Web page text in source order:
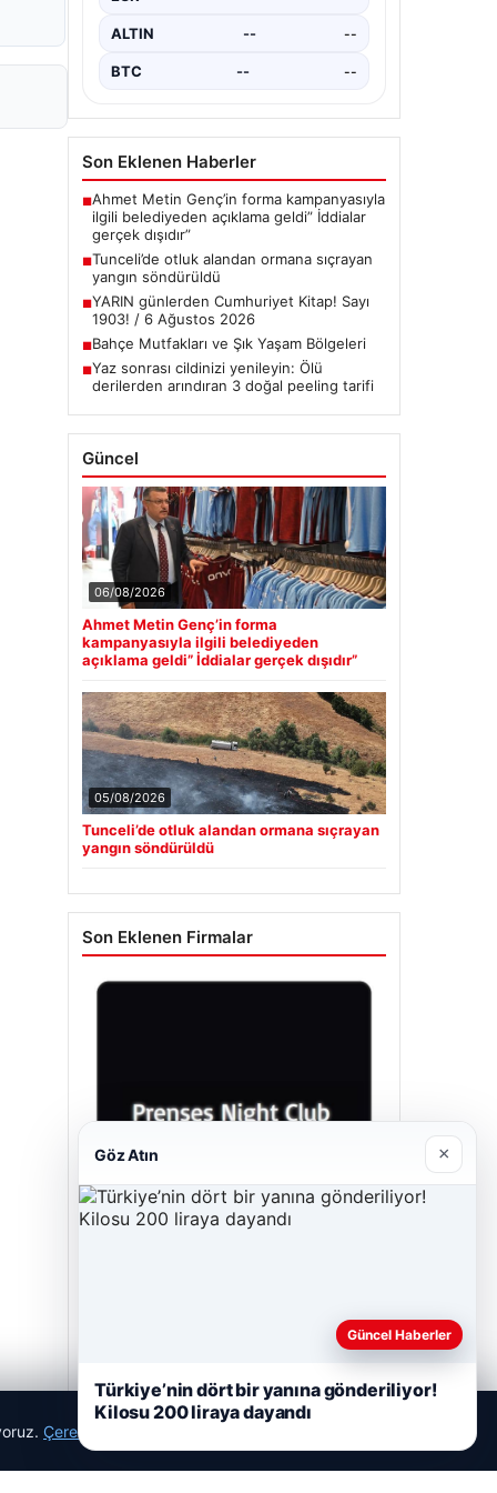
ALTIN -- --
BTC -- --
Son Eklenen Haberler
■Ahmet Metin Genç’in forma kampanyasıyla
ilgili belediyeden açıklama geldi” İddialar
gerçek dışıdır”
■Tunceli’de otluk alandan ormana sıçrayan
yangın söndürüldü
■YARIN günlerden Cumhuriyet Kitap! Sayı
1903! / 6 Ağustos 2026
■Bahçe Mutfakları ve Şık Yaşam Bölgeleri
■Yaz sonrası cildinizi yenileyin: Ölü
derilerden arındıran 3 doğal peeling tarifi
Güncel
06/08/2026
Ahmet Metin Genç’in forma
kampanyasıyla ilgili belediyeden
açıklama geldi” İddialar gerçek dışıdır”
05/08/2026
Tunceli’de otluk alandan ormana sıçrayan
yangın söndürüldü
Son Eklenen Firmalar
Çerez Politikamız
Göz Atın ×
Güncel Haberler
Türkiye’nin dört bir yanına gönderiliyor!
Kilosu 200 liraya dayandı